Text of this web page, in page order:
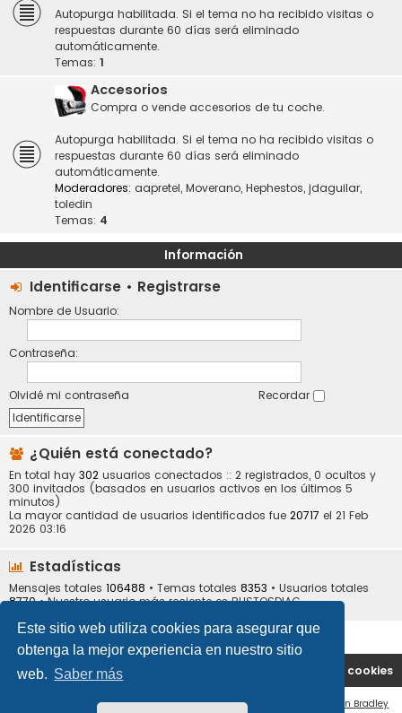
Este sitio web utiliza cookies para asegurar que
obtenga la mejor experiencia en nuestro sitio
web. Saber más
Autopurga habilitada. Si el tema no ha recibido visitas o
respuestas durante 60 días será eliminado
automáticamente.
Temas: 1
Accesorios
Compra o vende accesorios de tu coche.
Autopurga habilitada. Si el tema no ha recibido visitas o
respuestas durante 60 días será eliminado
automáticamente.
Moderadores: aapretel, Moverano, Hephestos, jdaguilar,
toledin
Temas: 4
Información
Identificarse • Registrarse
Nombre de Usuario:
Contraseña:
Olvidé mi contraseña Recordar
¿Quién está conectado?
En total hay 302 usuarios conectados :: 2 registrados, 0 ocultos y
300 invitados (basados en usuarios activos en los últimos 5
minutos)
La mayor cantidad de usuarios identificados fue 20717 el 21 Feb
2026 03:16
Estadísticas
Mensajes totales 106488 • Temas totales 8353 • Usuarios totales
8770• Nuestro usuario más reciente esBUSTOSDIAG
Portal Índice general Borrar cookies
Ian Bradley